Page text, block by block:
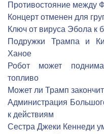
Противостояние
Концерт отменен для
Ключ от вируса Эбола к
Подружки Трампа и
Ханое
Робот может
топливо
Может ли Трамп
Администрация
к действиям
Сестра Джеки Кеннеди